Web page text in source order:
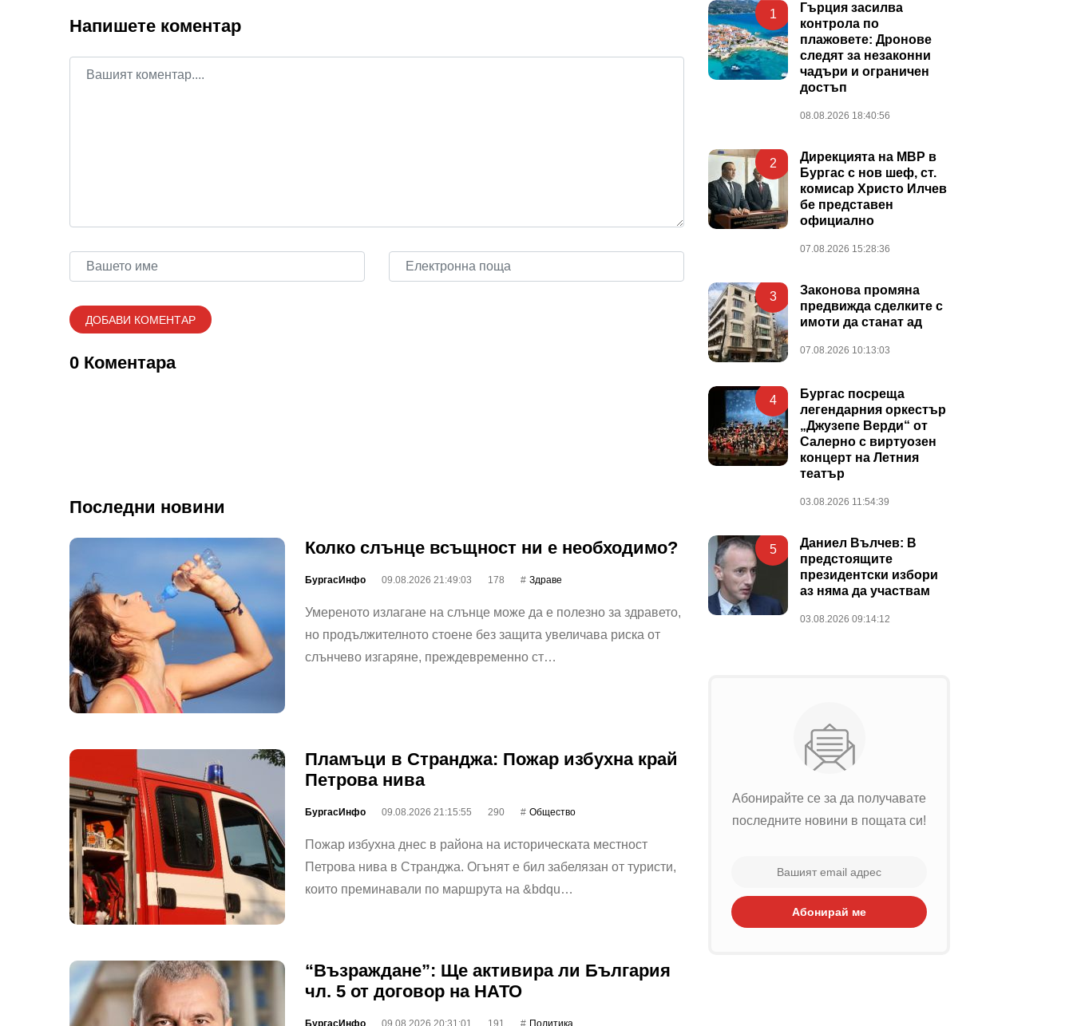
Напишете коментар
0 Коментара
Последни новини
Колко слънце всъщност ни е необходимо?
БургасИнфо 09.08.2026 21:49:03 178 Здраве
Умереното излагане на слънце може да е полезно за здравето,
но продължителното стоене без защита увеличава риска от
слънчево изгаряне, преждевременно ст…
Пламъци в Странджа: Пожар избухна край
Петрова нива
БургасИнфо 09.08.2026 21:15:55 290 Общество
Пожар избухна днес в района на историческата местност
Петрова нива в Странджа. Огънят е бил забелязан от туристи,
които преминавали по маршрута на &bdqu…
“Възраждане”: Ще активира ли България
чл. 5 от договор на НАТО
БургасИнфо 09.08.2026 20:31:01 191 Политика
1
Гърция засилва
контрола по
плажовете: Дронове
следят за незаконни
чадъри и ограничен
достъп
08.08.2026 18:40:56
2
Дирекцията на МВР в
Бургас с нов шеф, ст.
комисар Христо Илчев
бе представен
официално
07.08.2026 15:28:36
3
Законова промяна
предвижда сделките с
имоти да станат ад
07.08.2026 10:13:03
4
Бургас посреща
легендарния оркестър
„Джузепе Верди“ от
Салерно с виртуозен
концерт на Летния
театър
03.08.2026 11:54:39
5
Даниел Вълчев: В
предстоящите
президентски избори
аз няма да участвам
03.08.2026 09:14:12
Абонирайте се за да получавате
последните новини в пощата си!
Абонирай ме